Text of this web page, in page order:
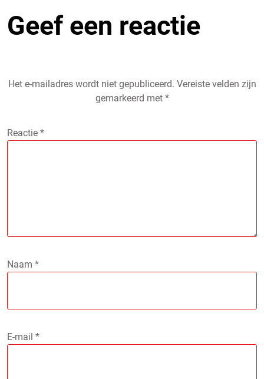
Geef een reactie
Het e-mailadres wordt niet gepubliceerd. Vereiste velden zijn
gemarkeerd met *
Reactie *
Naam *
E-mail *